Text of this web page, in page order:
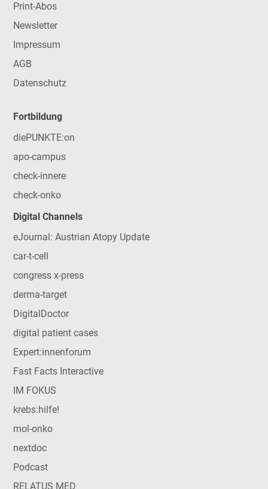
Print-Abos
Newsletter
Impressum
AGB
Datenschutz
Fortbildung
diePUNKTE:on
apo-campus
check-innere
check-onko
Digital Channels
eJournal: Austrian Atopy Update
car-t-cell
congress x-press
derma-target
DigitalDoctor
digital patient cases
Expert:innenforum
Fast Facts Interactive
IM FOKUS
krebs:hilfe!
mol-onko
nextdoc
Podcast
RELATUS MED